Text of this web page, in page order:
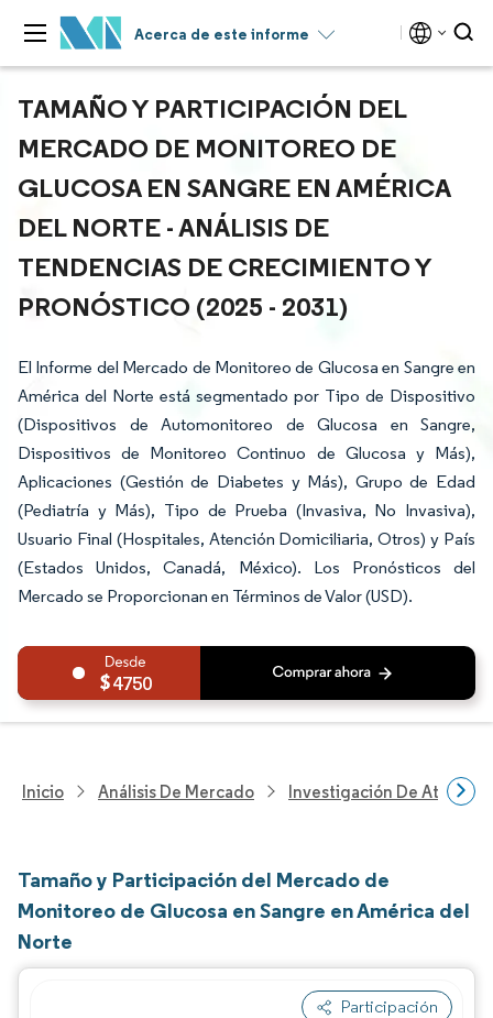
Acerca de este informe
TAMAÑO Y PARTICIPACIÓN DEL
MERCADO DE MONITOREO DE
GLUCOSA EN SANGRE EN AMÉRICA
DEL NORTE - ANÁLISIS DE
TENDENCIAS DE CRECIMIENTO Y
PRONÓSTICO (2025 - 2031)
El Informe del Mercado de Monitoreo de Glucosa en Sangre en
América del Norte está segmentado por Tipo de Dispositivo
(Dispositivos de Automonitoreo de Glucosa en Sangre,
Dispositivos de Monitoreo Continuo de Glucosa y Más),
Aplicaciones (Gestión de Diabetes y Más), Grupo de Edad
(Pediatría y Más), Tipo de Prueba (Invasiva, No Invasiva),
Usuario Final (Hospitales, Atención Domiciliaria, Otros) y País
(Estados Unidos, Canadá, México). Los Pronósticos del
Mercado se Proporcionan en Términos de Valor (USD).
4750
Inicio Análisis De Mercado Investigación De
Tamaño y Participación del Mercado de
Monitoreo de Glucosa en Sangre en América del
Norte
Participación